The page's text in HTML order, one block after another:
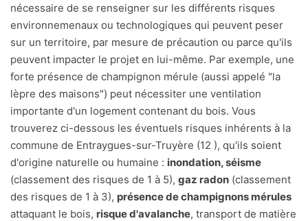
nécessaire de se renseigner sur les différents risques
environnemenaux ou technologiques qui peuvent peser
sur un territoire, par mesure de précaution ou parce qu'ils
peuvent impacter le projet en lui-même. Par exemple, une
forte présence de champignon mérule (aussi appelé "la
lèpre des maisons") peut nécessiter une ventilation
importante d'un logement contenant du bois. Vous
trouverez ci-dessous les éventuels risques inhérents à la
commune de Entraygues-sur-Truyère (12 ), qu'ils soient
d'origine naturelle ou humaine : inondation, séisme
(classement des risques de 1 à 5), gaz radon (classement
des risques de 1 à 3), présence de champignons mérules
attaquant le bois, risque d'avalanche, transport de matière